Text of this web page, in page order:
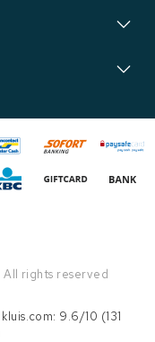
rights reserved
9.6/10 (131